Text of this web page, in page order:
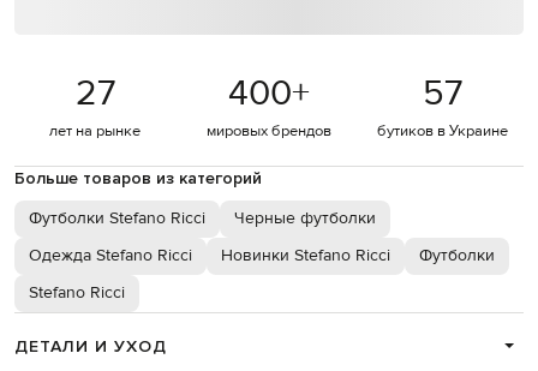
27
лет на рынке
400+
мировых брендов
57
бутиков в Украине
Больше товаров из категорий
Футболки Stefano Ricci
Черные футболки
Одежда Stefano Ricci
Новинки Stefano Ricci
Футболки
Stefano Ricci
ДЕТАЛИ И УХОД